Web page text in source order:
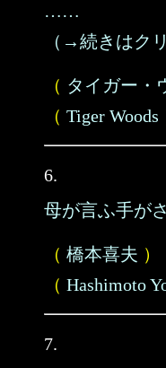
……
（→続きはク
（ タイガー・
（ Tiger Woods
6.
母が言ふ手が
（ 橋本喜夫 ）
（ Hashimoto
7.